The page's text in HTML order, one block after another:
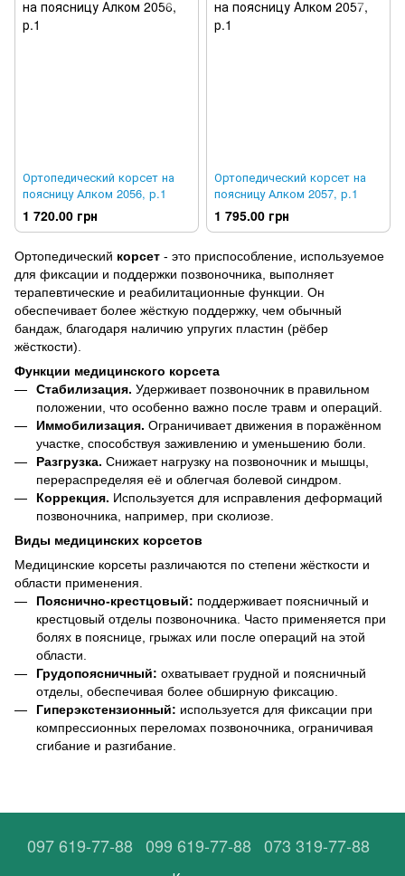
Ортопедический корсет на
поясницу Алком 2056, р.1
1 720.00 грн
Ортопедический корсет на
поясницу Алком 2057, р.1
1 795.00 грн
Ортопедический корсет - это приспособление, используемое
для фиксации и поддержки позвоночника, выполняет
терапевтические и реабилитационные функции. Он
обеспечивает более жёсткую поддержку, чем обычный
бандаж, благодаря наличию упругих пластин (рёбер
жёсткости).
Функции медицинского корсета
Стабилизация. Удерживает позвоночник в правильном
положении, что особенно важно после травм и операций.
Иммобилизация. Ограничивает движения в поражённом
участке, способствуя заживлению и уменьшению боли.
Разгрузка. Снижает нагрузку на позвоночник и мышцы,
перераспределяя её и облегчая болевой синдром.
Коррекция. Используется для исправления деформаций
позвоночника, например, при сколиозе.
Виды медицинских корсетов
Медицинские корсеты различаются по степени жёсткости и
области применения.
Пояснично-крестцовый: поддерживает поясничный и
крестцовый отделы позвоночника. Часто применяется при
болях в пояснице, грыжах или после операций на этой
области.
Грудопоясничный: охватывает грудной и поясничный
отделы, обеспечивая более обширную фиксацию.
Гиперэкстензионный: используется для фиксации при
компрессионных переломах позвоночника, ограничивая
сгибание и разгибание.
097 619-77-88 099 619-77-88 073 319-77-88